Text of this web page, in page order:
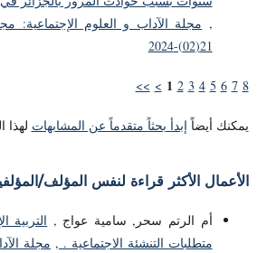
,
21(02)-2024
1 2 3 4 5 6 7 8
>
>>
يمكنك أيضاً إبدأ بحثاً متقدماً عن المشابهات لهذا
الأعمال الأكثر قراءة لنفس المؤلف/
أم الرتم سحر, سامية عواج , التربية
متطلبات التنشئة الاجتماعية . , مجلة